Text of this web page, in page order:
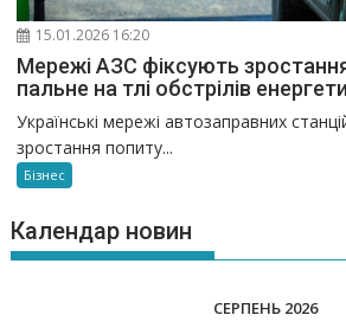
15.01.2026 16:20
Мережі АЗС фіксують
пальне на тлі обстрілів
Українські мережі автозаправних
зростання попиту...
Бізнес
Календар новин
СЕРПЕНЬ 2026